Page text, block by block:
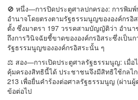
🚫 หนึ่ง—การปิดประตูศาลปกครอง: การพิมพ์
อำนาจโดยตรงตามรัฐธรรมนูญขององค์กรอิส
ตั้ง ซึ่งมาตรา 197 วรรคสามบัญญัติว่า อำนา
ถึงการวินิจฉัยชี้ขาดขององค์กรอิสระซึ่งเป็น
รัฐธรรมนูญขององค์กรอิสระนั้น ๆ
⚖️ สอง—การเปิดประตูศาลรัฐธรรมนูญ: เมื่อ
คุ้มครองสิทธินี้ได้ ประชาชนจึงมีสิทธิใช้กลไ
213 เพื่อยื่นคำร้องต่อศาลรัฐธรรมนูญ (ผ่าน
ข้อต่อไป